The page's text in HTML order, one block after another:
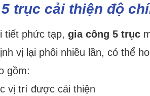
trục cải thiện độ
tiết phức tạp, gia công 5 trục
vị lại phôi nhiều lần, có thể
gồm:
vị trí được cải thiện